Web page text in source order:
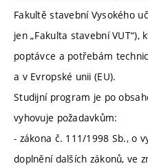
Fakultě stavební Vysokého
jen „Fakulta stavební
poptávce a potřebám
a v Evropské unii (EU).
Studijní program je po
vyhovuje požadavkům:
- zákona č. 111/1998 Sb., o
doplnění dalších zákonů, ve